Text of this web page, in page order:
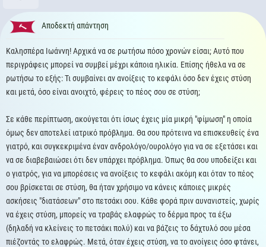
Αποδεκτή απάντηση
Καλησπέρα Ιωάννη! Αρχικά να σε ρωτήσω πόσο χρονών είσαι; Αυτό που
περιγράφεις μπορεί να συμβεί μέχρι κάποια ηλικία. Επίσης ήθελα να σε
ρωτήσω το εξής: Τι συμβαίνει αν ανοίξεις το κεφάλι όσο δεν έχεις στύση
και μετά, όσο είναι ανοιχτό, φέρεις το πέος σου σε στύση;
Σε κάθε περίπτωση, ακούγεται ότι ίσως έχεις μία μικρή "φίμωση" η οποία
όμως δεν αποτελεί ιατρικό πρόβλημα. Θα σου πρότεινα να επισκευθείς ένα
γιατρό, και συγκεκριμένα έναν ανδρολόγο/ουρολόγο για να σε εξετάσει και
να σε διαβεβαιώσει ότι δεν υπάρχει πρόβλημα. Όπως θα σου υποδείξει και
ο γιατρός, για να μπορέσεις να ανοίξεις το κεφάλι ακόμη και όταν το πέος
σου βρίσκεται σε στύση, θα ήταν χρήσιμο να κάνεις κάποιες μικρές
ασκήσεις "διατάσεων" στο πετσάκι σου. Κάθε φορά πριν αυνανιστείς, χωρίς
να έχεις στύση, μπορείς να τραβάς ελαφρώς το δέρμα προς τα έξω
(δηλαδή να κλείνεις το πετσάκι πολύ) και να βάζεις το δάχτυλό σου μέσα
πιέζοντάς το ελαφρώς. Μετά, όταν έχεις στύση, να το ανοίγεις όσο φτάνει,